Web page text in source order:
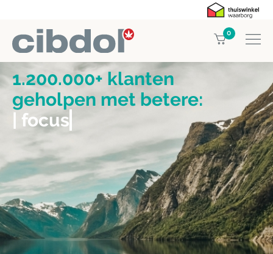
0
1.200.000+ klanten
geholpen met betere:
| focus